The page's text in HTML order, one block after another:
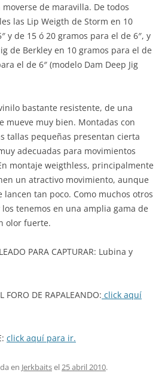
de maravilla. De todos
las Lip Weigth de Storm en 10
y de 15 ó 20 gramos para el de 6″, y
de Berkley en 10 gramos para el de
el de 6″ (modelo Dam Deep Jig
vinilo bastante resistente, de una
mueve muy bien. Montadas con
tallas pequeñas presentan cierta
adecuadas para movimientos
montaje weigthless, principalmente
un atractivo movimiento, aunque
lancen tan poco. Como muchos otros
tenemos en una amplia gama de
olor fuerte.
PARA CAPTURAR: Lubina y
FORO DE RAPALEANDO: click aquí
click aquí para ir.
en Jerkbaitsel25 abril 2010.